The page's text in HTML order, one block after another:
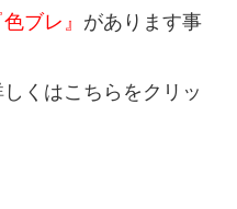
色ブレ』 があります事
くはこちら をクリッ